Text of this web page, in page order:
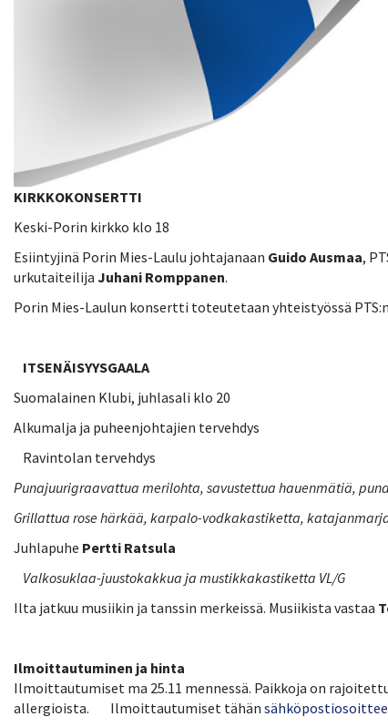
KIRKKOKONSERTTI
Keski-Porin kirkko klo 18
Esiintyjinä Porin Mies-Laulu johtajanaan Guido Ausmaa,
urkutaiteilija Juhani Romppanen.
Porin Mies-Laulun konsertti toteutetaan yhteistyössä
ITSENÄISYYSGAALA
Suomalainen Klubi, juhlasali klo 20
Alkumalja ja puheenjohtajien tervehdys
Ravintolan tervehdys
Punajuurigraavattua merilohta, savustettua hauenmätiä,
Grillattua rose härkää, karpalo-vodkakastiketta,
Juhlapuhe Pertti Ratsula
Valkosuklaa-juustokakkua ja mustikkakastiketta VL/G
Ilta jatkuu musiikin ja tanssin merkeissä. Musiikista vastaa
Ilmoittautuminen ja hinta
Ilmoittautumiset ma 25.11 mennessä. Paikkoja on
allergioista. Ilmoittautumiset tähän